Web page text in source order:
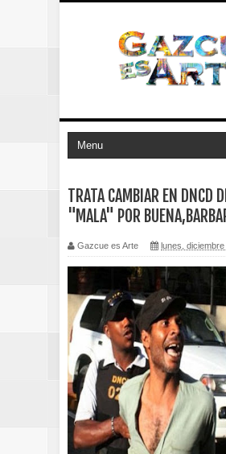
TRATA CAMBIAR EN DNCD
"MALA" POR
Gazcue es Arte lunes,